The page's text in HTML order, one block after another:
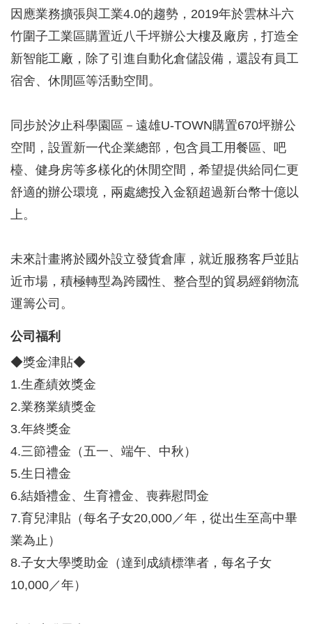
因應業務擴張與工業4.0的趨勢，2019年於雲林斗六
竹圍子工業區購置近八千坪辦公大樓及廠房，打造全
新智能工廠，除了引進自動化倉儲設備，還設有員工
宿舍、休閒區等活動空間。
同步於汐止科學園區－遠雄U-TOWN購置670坪辦公
空間，設置新一代企業總部，包含員工用餐區、吧
檯、健身房等多樣化的休閒空間，希望提供給同仁更
舒適的辦公環境，兩處總投入金額超過新台幣十億以
上。
未來計畫將於國外設立發貨倉庫，就近服務客戶並貼
近市場，積極轉型為跨國性、整合型的貿易經銷物流
運籌公司。
公司福利
◆獎金津貼◆
1.生產績效獎金
2.業務業績獎金
3.年終獎金
4.三節禮金（五一、端午、中秋）
5.生日禮金
6.結婚禮金、生育禮金、喪葬慰問金
7.育兒津貼（每名子女20,000／年，從出生至高中畢
業為止）
8.子女大學獎助金（達到成績標準者，每名子女
10,000／年）